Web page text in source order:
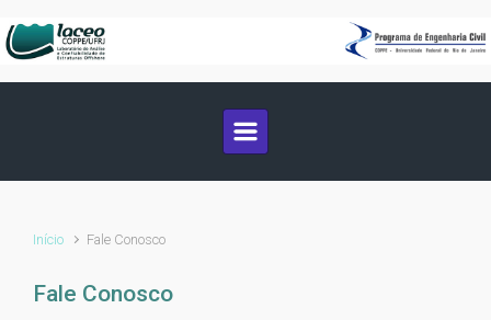
Skip to main content
Início Fale Conosco
Fale Conosco